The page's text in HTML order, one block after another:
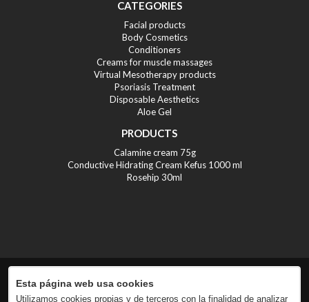
CATEGORIES
Facial products
Body Cosmetics
Conditioners
Creams for muscle massages
Virtual Mesotherapy products
Psoriasis Treatment
Disposable Aesthetics
Aloe Gel
PRODUCTS
Calamine cream 75g
Conductive Hidrating Cream Kefus 1000 ml
Rosehip 30ml
Esta página web usa cookies
Utilizamos cookies propias y de terceros con la finalidad de analizar